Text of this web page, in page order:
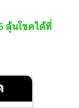
ลุ้นโชคได้ที่